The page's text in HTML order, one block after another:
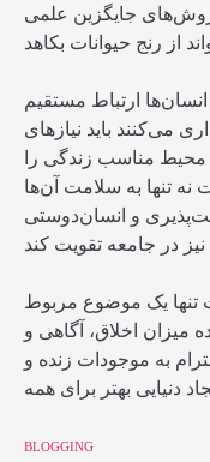
روش‌های جایگزین علمی
ارتباط مستقیم
می‌کنند باید نیازهای
محیط مناسب زندگی را
نه تنها به سلامت آن‌ها
و انسان‌دوستی
تنها یک موضوع مربوط
میزان اخلاق، آگاهی و
به موجودات زنده و
دنیایی بهتر برای همه
BLOGGING